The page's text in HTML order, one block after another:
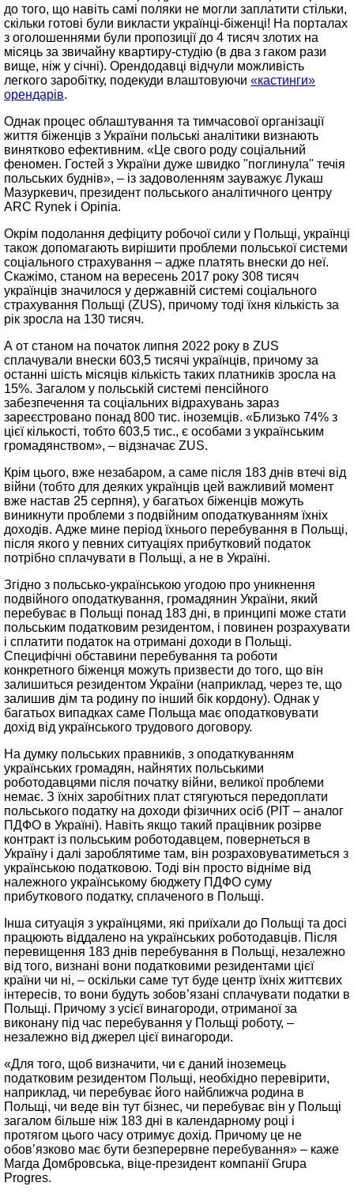
до того, що навіть самі поляки не могли заплатити стільки,
скільки готові були викласти українці-біженці! На порталах
з оголошеннями були пропозиції до 4 тисяч злотих на
місяць за звичайну квартиру-студію (в два з гаком рази
вище, ніж у січні). Орендодавці відчули можливість
легкого заробітку, подекуди влаштовуючи «кастинги»
орендарів.
Однак процес облаштування та тимчасової організації
життя біженців з України польські аналітики визнають
винятково ефективним. «Це свого роду соціальний
феномен. Гостей з України дуже швидко "поглинула" течія
польських буднів», – із задоволенням зауважує Лукаш
Мазуркевич, президент польського аналітичного центру
ARC Rynek i Opinia.
Окрім подолання дефіциту робочої сили у Польщі, українці
також допомагають вирішити проблеми польської системи
соціального страхування – адже платять внески до неї.
Скажімо, станом на вересень 2017 року 308 тисяч
українців значилося у державній системі соціального
страхування Польщі (ZUS), причому тоді їхня кількість за
рік зросла на 130 тисяч.
А от станом на початок липня 2022 року в ZUS
сплачували внески 603,5 тисячі українців, причому за
останні шість місяців кількість таких платників зросла на
15%. Загалом у польській системі пенсійного
забезпечення та соціальних відрахувань зараз
зареєстровано понад 800 тис. іноземців. «Близько 74% з
цієї кількості, тобто 603,5 тис., є особами з українським
громадянством», – відзначає ZUS.
Крім цього, вже незабаром, а саме після 183 днів втечі від
війни (тобто для деяких українців цей важливий момент
вже настав 25 серпня), у багатьох біженців можуть
виникнути проблеми з подвійним оподаткуванням їхніх
доходів. Адже мине період їхнього перебування в Польщі,
після якого у певних ситуаціях прибутковий податок
потрібно сплачувати в Польщі, а не в Україні.
Згідно з польсько-українською угодою про уникнення
подвійного оподаткування, громадянин України, який
перебуває в Польщі понад 183 дні, в принципі може стати
польським податковим резидентом, і повинен розрахувати
і сплатити податок на отримані доходи в Польщі.
Специфічні обставини перебування та роботи
конкретного біженця можуть призвести до того, що він
залишиться резидентом України (наприклад, через те, що
залишив дім та родину по інший бік кордону). Однак у
багатьох випадках саме Польща має оподатковувати
дохід від українського трудового договору.
На думку польських правників, з оподаткуванням
українських громадян, найнятих польськими
роботодавцями після початку війни, великої проблеми
немає. З їхніх заробітних плат стягуються передоплати
польського податку на доходи фізичних осіб (РІТ – аналог
ПДФО в Україні). Навіть якщо такий працівник розірве
контракт із польським роботодавцем, повернеться в
Україну і далі зароблятиме там, він розраховуватиметься з
українською податковою. Тоді він просто відніме від
належного українському бюджету ПДФО суму
прибуткового податку, сплаченого в Польщі.
Інша ситуація з українцями, які приїхали до Польщі та досі
працюють віддалено на українських роботодавців. Після
перевищення 183 днів перебування в Польщі, незалежно
від того, визнані вони податковими резидентами цієї
країни чи ні, – оскільки саме тут буде центр їхніх життєвих
інтересів, то вони будуть зобов’язані сплачувати податки в
Польщі. Причому з усієї винагороди, отриманої за
виконану під час перебування у Польщі роботу, –
незалежно від джерел цієї винагороди.
«Для того, щоб визначити, чи є даний іноземець
податковим резидентом Польщі, необхідно перевірити,
наприклад, чи перебуває його найближча родина в
Польщі, чи веде він тут бізнес, чи перебуває він у Польщі
загалом більше ніж 183 дні в календарному році і
протягом цього часу отримує дохід. Причому це не
обов’язково має бути безперервне перебування» – каже
Магда Домбровська, віце-президент компанії Grupa
Progres.